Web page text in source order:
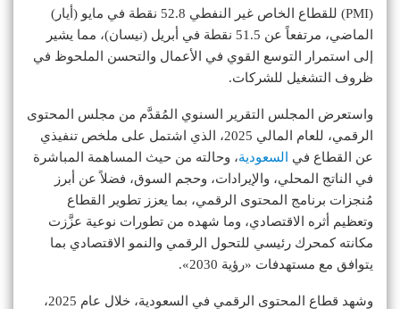
(PMI) للقطاع الخاص غير النفطي 52.8 نقطة في مايو (أيار)
الماضي، مرتفعاً عن 51.5 نقطة في أبريل (نيسان)، مما يشير
إلى استمرار التوسع القوي في الأعمال والتحسن الملحوظ في
ظروف التشغيل للشركات.
واستعرض المجلس التقرير السنوي المُقدَّم من مجلس المحتوى
الرقمي، للعام المالي 2025، الذي اشتمل على ملخص تنفيذي
عن القطاع في
السعودية، وحالته من حيث المساهمة المباشرة
في الناتج المحلي، والإيرادات، وحجم السوق، فضلاً عن أبرز
مُنجزات برنامج المحتوى الرقمي، بما يعزز تطوير القطاع
وتعظيم أثره الاقتصادي، وما شهده من تطورات نوعية عزَّزت
مكانته كمحرك رئيسي للتحول الرقمي والنمو الاقتصادي بما
يتوافق مع مستهدفات «رؤية 2030».
وشهد قطاع المحتوى الرقمي في السعودية، خلال عام 2025،